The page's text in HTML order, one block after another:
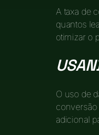
A taxa de
quantos
otimizar o
O uso de
conversão
adicional